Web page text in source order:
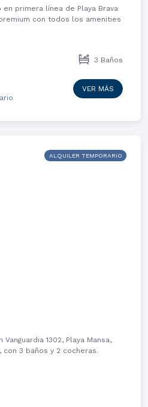
primera línea de Playa Brava
con todos los amenities
3 Baños
VER MÁS
ALQUILER TEMPORARIO
1302, Playa Mansa,
con 3 baños y 2 cocheras.